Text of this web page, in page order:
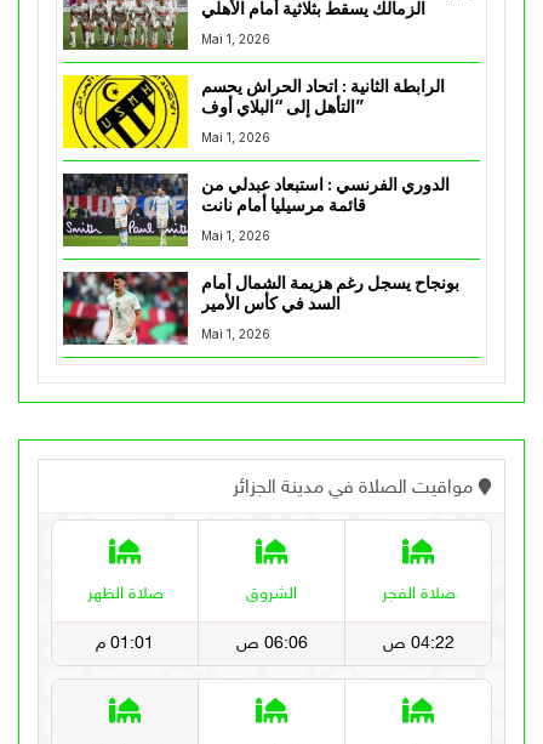
Mai 1, 2026
الرابطة الثانية : اتحاد الحراش يحسم
التأهل إلى “البلاي أوف”
Mai 1, 2026
الدوري الفرنسي : استبعاد عبدلي من
قائمة مرسيليا أمام نانت
Mai 1, 2026
بونجاح يسجل رغم هزيمة الشمال أمام
السد في كأس الأمير
Mai 1, 2026